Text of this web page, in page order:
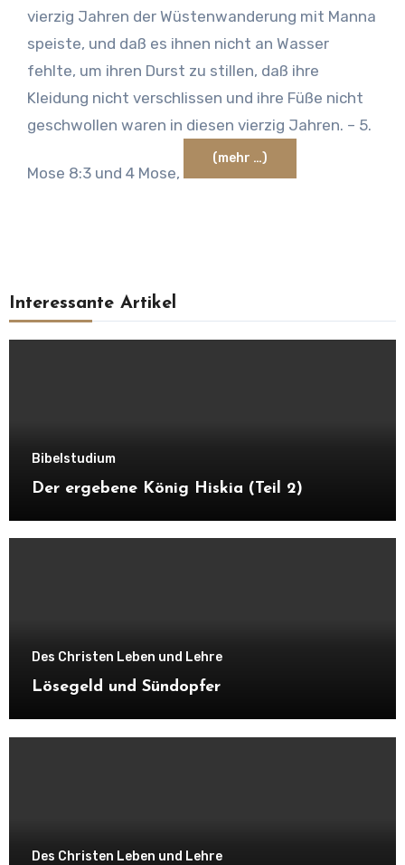
vierzig Jahren der Wüstenwanderung mit Manna
speiste, und daß es ihnen nicht an Wasser
fehlte, um ihren Durst zu stillen, daß ihre
Kleidung nicht verschlissen und ihre Füße nicht
geschwollen waren in diesen vierzig Jahren. – 5.
Mose 8:3 und 4 Mose,
(mehr …)
Interessante Artikel
Bibelstudium
Der ergebene König Hiskia (Teil 2)
Des Christen Leben und Lehre
Lösegeld und Sündopfer
Des Christen Leben und Lehre